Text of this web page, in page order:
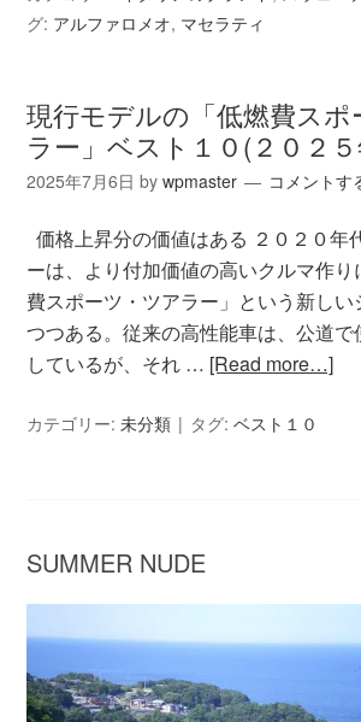
グ: アルファロメオ, マセラティ
現行モデルの「低燃費スポ
ラー」ベスト１０(２０２
2025年7月6日 bywpmaster コメントす
価格上昇分の価値はある ２０２０年
ーは、より付加価値の高いクルマ作
費スポーツ・ツアラー」という新しい
つつある。従来の高性能車は、公道
しているが、それ … [Read more…]
カテゴリー:未分類 タグ:ベスト１０
SUMMER NUDE